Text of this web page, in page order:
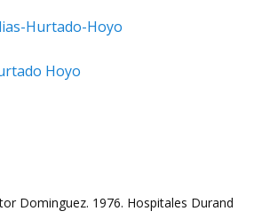
Hurtado-Hoyo
Hoyo
Dominguez. 1976. Hospitales Durand